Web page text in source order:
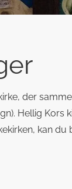
der
Hellig Kors
kan